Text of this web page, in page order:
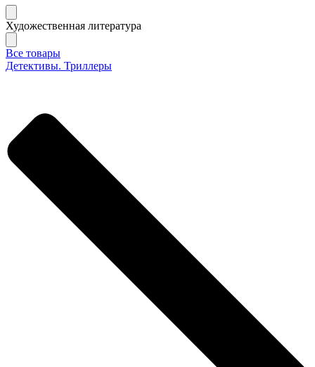
Художественная литература
Все товары
Детективы. Триллеры